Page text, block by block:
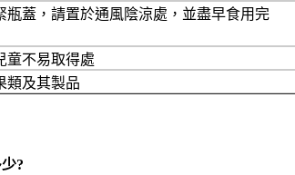
瓶蓋，請置於通風陰涼處，並盡早食用完
童不易取得處
類及其製品
?